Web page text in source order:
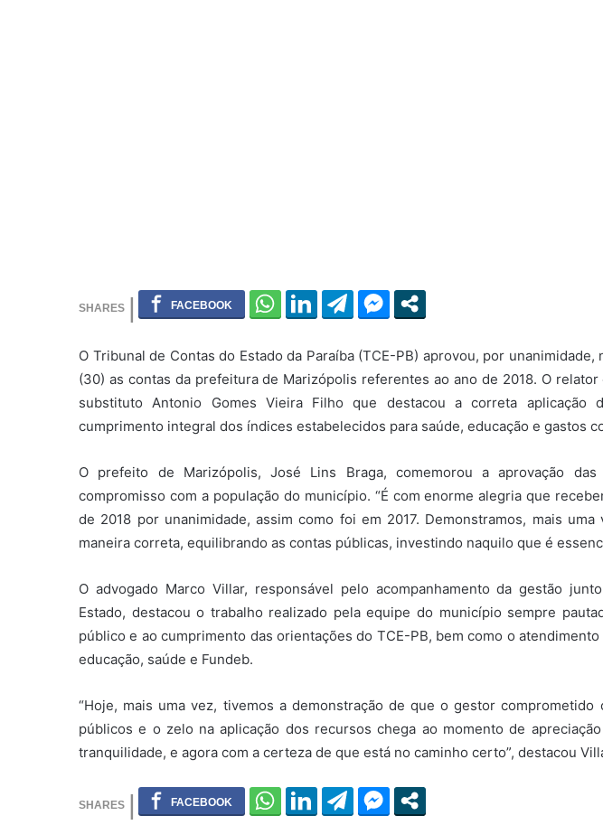
O Tribunal de Contas do Estado da Paraíba (TCE-PB) aprovou, por
(30) as contas da prefeitura de Marizópolis referentes ao ano de 2018. O
substituto Antonio Gomes Vieira Filho que destacou a correta aplicação
cumprimento integral dos índices estabelecidos para saúde, educação e gastos
O prefeito de Marizópolis, José Lins Braga, comemorou a aprovação
compromisso com a população do município. “É com enorme alegria que
de 2018 por unanimidade, assim como foi em 2017. Demonstramos, mais
maneira correta, equilibrando as contas públicas, investindo naquilo que é
O advogado Marco Villar, responsável pelo acompanhamento da gestão
Estado, destacou o trabalho realizado pela equipe do município sempre
público e ao cumprimento das orientações do TCE-PB, bem como o
educação, saúde e Fundeb.
“Hoje, mais uma vez, tivemos a demonstração de que o gestor comprometido
públicos e o zelo na aplicação dos recursos chega ao momento de
tranquilidade, e agora com a certeza de que está no caminho certo”, destacou